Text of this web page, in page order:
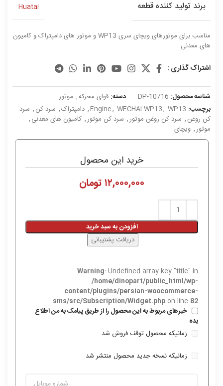
برند تولید کننده قطعه Huatai
مناسب برای موتورهای ویچای سری WP13 و موتور های دامپتراک و کامیون
های معدنی
اشتراک گذاری :
شناسه محصول: DP-10716 دسته: قوای محرکه, موتور
برچسب:
Engine, WECHAI WP13, WP13
, دامپتراک, سرد کن, سرد
کن روغن, سرد کن روغن موتور, سرد کن موتور, کامیون های معدنی,
موتور, ویچای
خرید این محصول
۱۲,۰۰۰,۰۰۰تومان
افزودن به سبد خرید
دریافت پشتیبانی
Warning: Undefined array key "title" in
/home/dinopart/public_html/wp-
content/plugins/persian-woocommerce-
sms/src/Subscription/Widget.php on line 82
خبرهای مربوط به این محصول را از طریق پیامک به من اطلاع
بده
زمانیکه محصول توقف فروش شد
زمانیکه نسخه جدید محصول منتشر شد